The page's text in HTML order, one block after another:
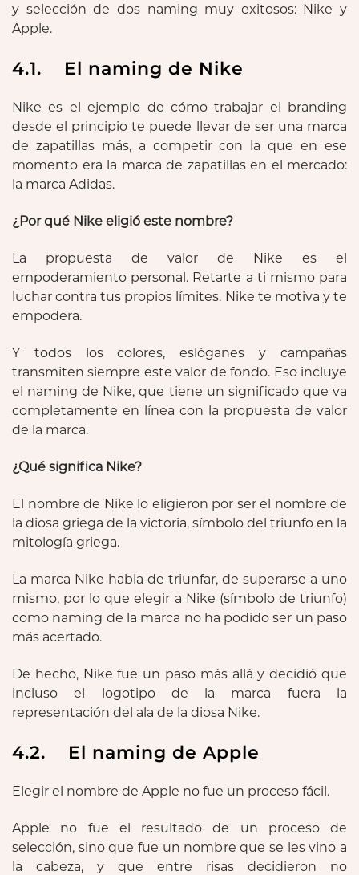
y selección de dos naming muy exitosos: Nike y
Apple.
4.1. El naming de Nike
Nike es el ejemplo de cómo trabajar el branding
desde el principio te puede llevar de ser una marca
de zapatillas más, a competir con la que en ese
momento era la marca de zapatillas en el mercado:
la marca Adidas.
¿Por qué Nike eligió este nombre?
La propuesta de valor de Nike es el
empoderamiento personal. Retarte a ti mismo para
luchar contra tus propios límites. Nike te motiva y te
empodera.
Y todos los colores, eslóganes y campañas
transmiten siempre este valor de fondo. Eso incluye
el naming de Nike, que tiene un significado que va
completamente en línea con la propuesta de valor
de la marca.
¿Qué significa Nike?
El nombre de Nike lo eligieron por ser el nombre de
la diosa griega de la victoria, símbolo del triunfo en la
mitología griega.
La marca Nike habla de triunfar, de superarse a uno
mismo, por lo que elegir a Nike (símbolo de triunfo)
como naming de la marca no ha podido ser un paso
más acertado.
De hecho, Nike fue un paso más allá y decidió que
incluso el logotipo de la marca fuera la
representación del ala de la diosa Nike.
4.2. El naming de Apple
Elegir el nombre de Apple no fue un proceso fácil.
Apple no fue el resultado de un proceso de
selección, sino que fue un nombre que se les vino a
la cabeza, y que entre risas decidieron no